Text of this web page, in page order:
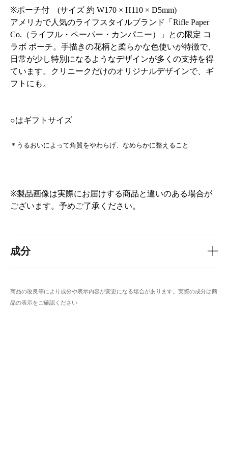
成分
商品の改良等により成分や表示内容が変更になる場合があります。実際の成分は商
品の表示をご確認ください
※ポーチ付 (サイズ 約 W170 × H110 × D5mm)
アメリカで人気のライフスタイルブランド「Rifle Paper
Co.（ライフル・ペーパー・カンパニー）」との限定 コ
ラボ ポーチ。手描きの花柄と柔らかな色使いが特徴で、
日常が少し特別になるようなデザインが多くの支持を得
ています。クリニークだけのオリジナルデザインで、ギ
フトにも。
○はギフトサイズ
＊うるおいによって角質をやわらげ、なめらかに整えること
※製品画像は実際にお届けする商品と違いのある場合が
ございます。予めご了承ください。